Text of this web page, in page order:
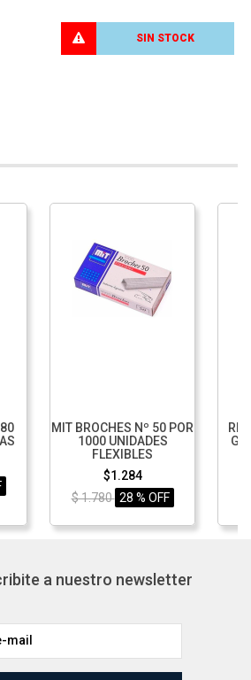
SIN STOCK
PROCESANDO
MIT BROCHES Nº 50 POR
1000 UNIDADES
FLEXIBLES
$1.284
$ 1.780 28 % OFF
a nuestro newsletter